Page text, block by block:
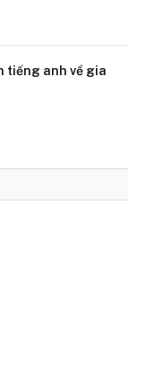
tiếng anh về gia